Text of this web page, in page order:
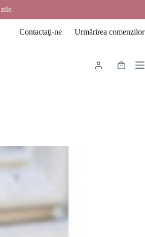
Contactaţi-ne Urmărirea comenzilor
Coș